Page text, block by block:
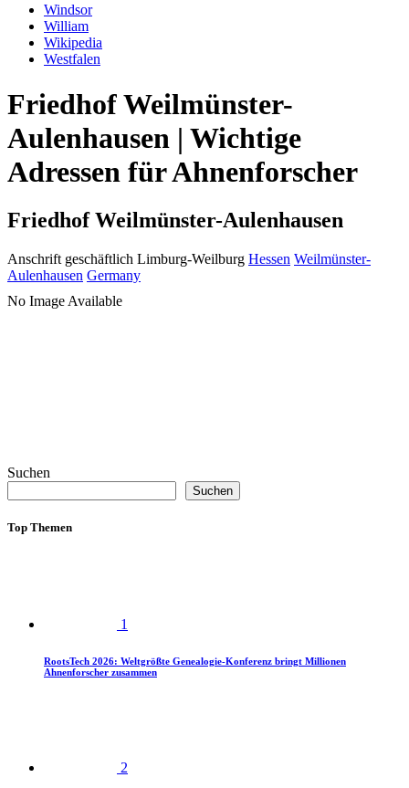
Windsor
William
Wikipedia
Westfalen
Friedhof Weilmünster-
Aulenhausen | Wichtige
Adressen für Ahnenforscher
Friedhof Weilmünster-Aulenhausen
Anschrift geschäftlich Limburg-Weilburg Hessen Weilmünster-
Aulenhausen Germany
No Image Available
Suchen
Suchen
Top Themen
1
RootsTech 2026: Weltgrößte Genealogie-Konferenz bringt Millionen
Ahnenforscher zusammen
2